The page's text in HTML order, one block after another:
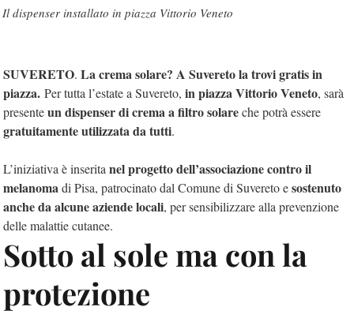
Il dispenser installato in piazza Vittorio Veneto
SUVERETO. La crema solare? A Suvereto la trovi gratis in
piazza. Per tutta l’estate a Suvereto, in piazza Vittorio Veneto, sarà
presenteun dispenser di crema a filtro solareche potrà essere
gratuitamente utilizzata da tutti.
L’iniziativa è inseritanel progetto dell’associazione contro il
melanomadi Pisa, patrocinato dal Comune di Suvereto esostenuto
anche da alcune aziende locali, per sensibilizzare alla prevenzione
delle malattie cutanee.
Sotto al sole ma con la
protezione